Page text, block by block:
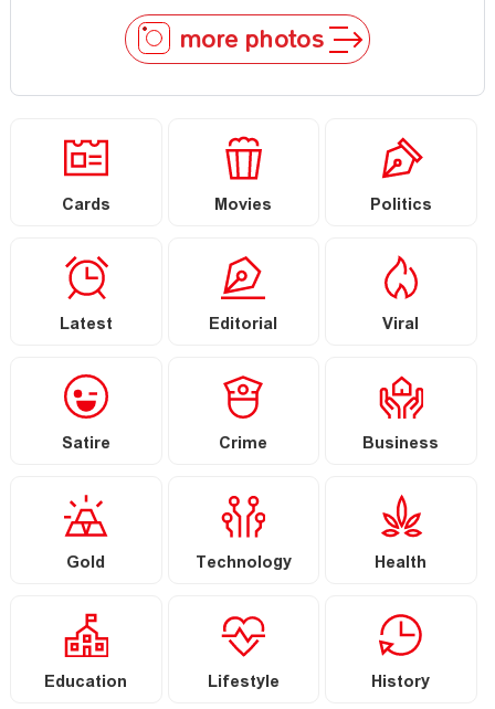
more photos
Cards Movies Politics
Latest Editorial Viral
Satire Crime Business
Gold Technology Health
Education Lifestyle History